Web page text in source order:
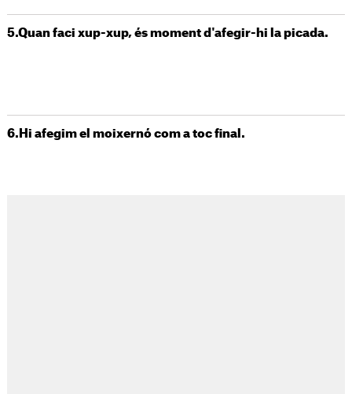
5.Quan faci xup-xup, és moment d'afegir-hi la picada.
6.Hi afegim el moixernó com a toc final.